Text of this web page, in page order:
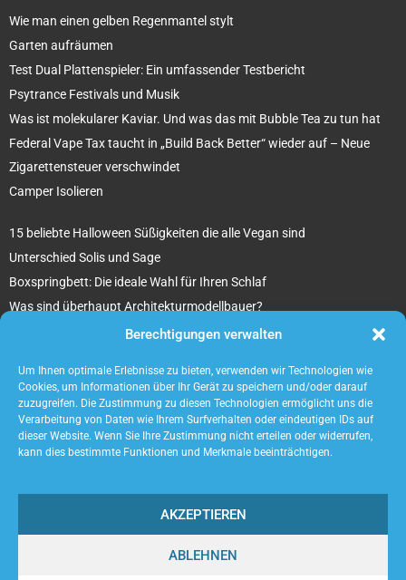
Berechtigungen verwalten
Um Ihnen optimale Erlebnisse zu bieten, verwenden wir Technologien wie
Cookies, um Informationen über Ihr Gerät zu speichern und/oder darauf
zuzugreifen. Die Zustimmung zu diesen Technologien ermöglicht uns die
Verarbeitung von Daten wie Ihrem Surfverhalten oder eindeutigen IDs auf
dieser Website. Wenn Sie Ihre Zustimmung nicht erteilen oder widerrufen,
kann dies bestimmte Funktionen und Merkmale beeinträchtigen.
AKZEPTIEREN
ABLEHNEN
Wie man einen gelben Regenmantel stylt
Garten aufräumen
Test Dual Plattenspieler: Ein umfassender Testbericht
Psytrance Festivals und Musik
Was ist molekularer Kaviar. Und was das mit Bubble Tea zu tun hat
Federal Vape Tax taucht in „Build Back Better“ wieder auf – Neue
Zigarettensteuer verschwindet
Camper Isolieren
15 beliebte Halloween Süßigkeiten die alle Vegan sind
Unterschied Solis und Sage
Boxspringbett: Die ideale Wahl für Ihren Schlaf
Was sind überhaupt Architekturmodellbauer?
Tipps für Ihr beton ciré Badezimmer